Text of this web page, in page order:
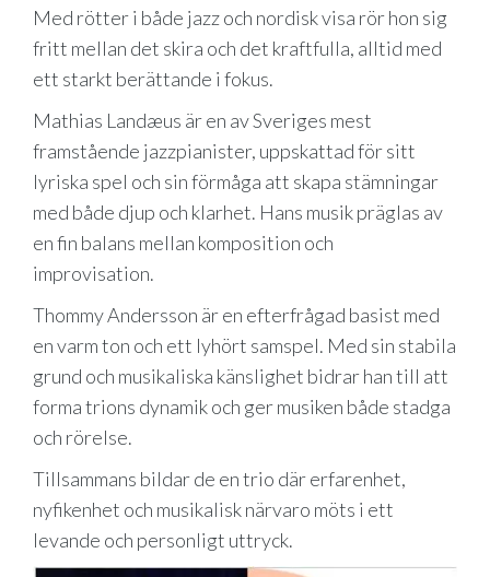
Med rötter i både jazz och nordisk visa rör hon sig
fritt mellan det skira och det kraftfulla, alltid med
ett starkt berättande i fokus.
Mathias Landæus är en av Sveriges mest
framstående jazzpianister, uppskattad för sitt
lyriska spel och sin förmåga att skapa stämningar
med både djup och klarhet. Hans musik präglas av
en fin balans mellan komposition och
improvisation.
Thommy Andersson är en efterfrågad basist med
en varm ton och ett lyhört samspel. Med sin stabila
grund och musikaliska känslighet bidrar han till att
forma trions dynamik och ger musiken både stadga
och rörelse.
Tillsammans bildar de en trio där erfarenhet,
nyfikenhet och musikalisk närvaro möts i ett
levande och personligt uttryck.